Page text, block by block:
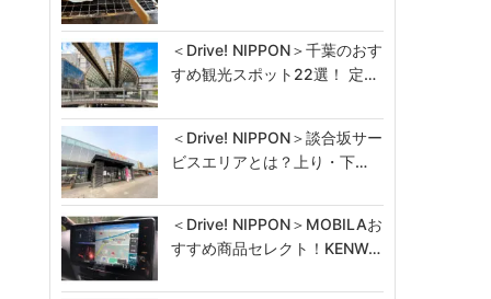
＜Drive! NIPPON＞千葉のおす
すめ観光スポット22選！ 定…
＜Drive! NIPPON＞談合坂サー
ビスエリアとは？上り・下…
＜Drive! NIPPON＞MOBILAお
すすめ商品セレクト！KENW…